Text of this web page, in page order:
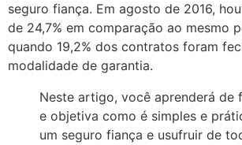
seguro fiança. Em agosto de 2016,
de 24,7% em comparação ao mesmo
quando 19,2% dos contratos foram
modalidade de garantia.
Neste artigo, você aprenderá de
e objetiva como é simples e
um seguro fiança e usufruir de